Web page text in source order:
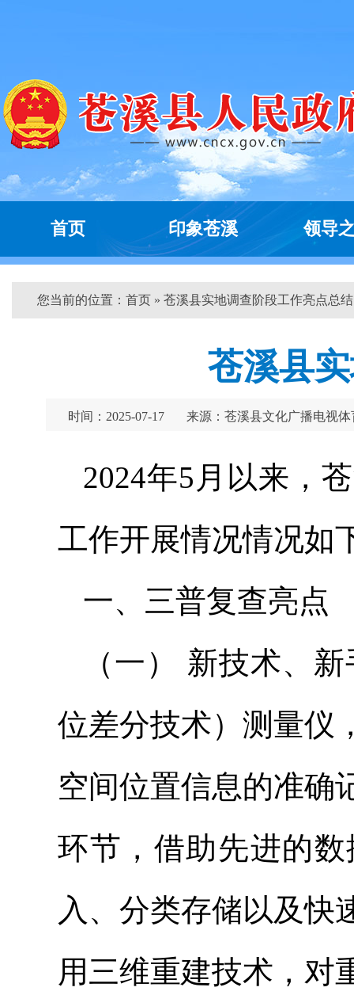
首页 印象苍溪 领导
您当前的位置： 首页 » 苍溪县实地调查阶段工作亮点总
苍溪县
时间：2025-07-17 来源：苍溪县文化广播电视
2024年5月以来，
工作开展情况情况如
一、三普复查亮点
（一） 新技术、
位差分技术）测量仪
空间位置信息的准确
环节，借助先进的
入、分类存储以及快
用三维重建技术，对